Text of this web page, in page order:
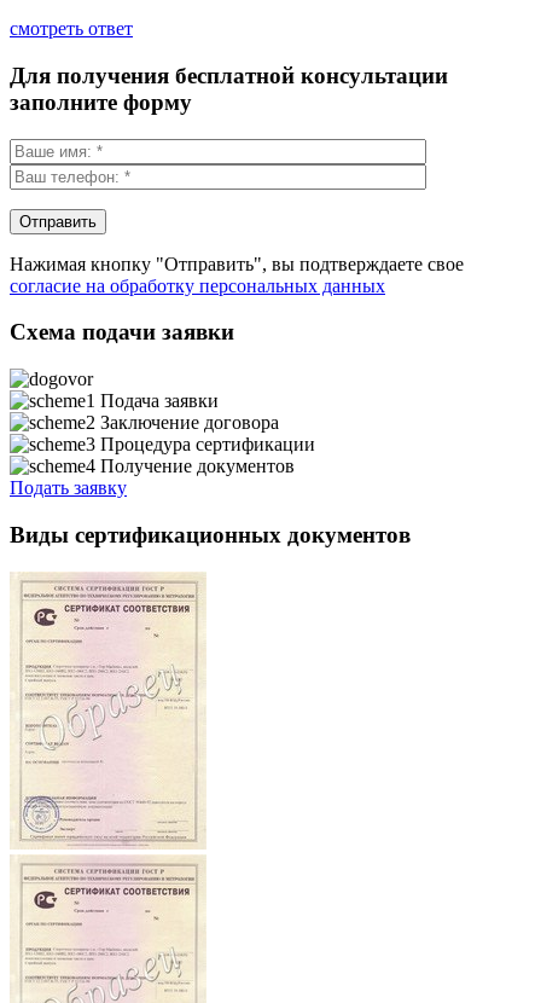
смотреть ответ
Для получения бесплатной консультации
заполните форму
Нажимая кнопку "Отправить", вы подтверждаете свое
согласие на обработку персональных данных
Схема подачи заявки
Подача заявки
Заключение договора
Процедура сертификации
Получение документов
Подать заявку
Виды сертификационных документов